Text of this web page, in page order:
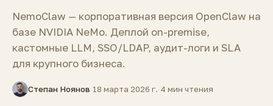
NemoClaw — корпоративная версия OpenClaw на
базе NVIDIA NeMo. Деплой on-premise,
кастомные LLM, SSO/LDAP, аудит-логи и SLA
для крупного бизнеса.
Степан Ноянов·18 марта 2026 г.·4 мин чтения